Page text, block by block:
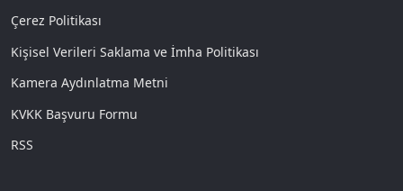
Çerez Politikası
Kişisel Verileri Saklama ve İmha Politikası
Kamera Aydınlatma Metni
KVKK Başvuru Formu
RSS